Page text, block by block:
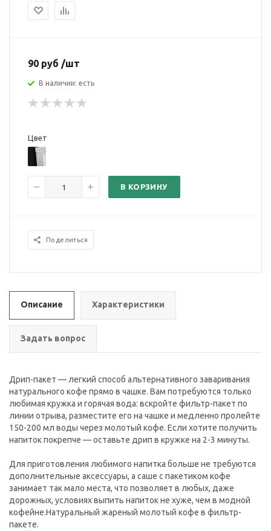
90 руб /шт
В наличии: есть
Цвет
В КОРЗИНУ
Поделиться
Описание Характеристики
Задать вопрос
Дрип-пакет — легкий способ альтернативного заваривания
натурального кофе прямо в чашке. Вам потребуются только
любимая кружка и горячая вода: вскройте фильтр-пакет по
линии отрыва, разместите его на чашке и медленно пролейте
150-200 мл воды через молотый кофе. Если хотите получить
напиток покрепче — оставьте дрип в кружке на 2-3 минуты.
Для приготовления любимого напитка больше не требуются
дополнительные аксессуары, а саше с пакетиком кофе
занимает так мало места, что позволяет в любых, даже
дорожных, условиях выпить напиток не хуже, чем в модной
кофейне.Натуральный жареный молотый кофе в фильтр-
пакете.